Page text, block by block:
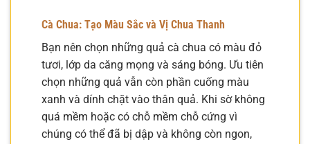
Cà Chua: Tạo Màu Sắc và Vị Chua Thanh
Bạn nên chọn những quả cà chua có màu đỏ
tươi, lớp da căng mọng và sáng bóng. Ưu tiên
chọn những quả vẫn còn phần cuống màu
xanh và dính chặt vào thân quả. Khi sờ không
quá mềm hoặc có chỗ mềm chỗ cứng vì
chúng có thể đã bị dập và không còn ngon,